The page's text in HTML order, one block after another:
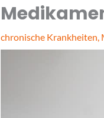
chronische Krankheiten,